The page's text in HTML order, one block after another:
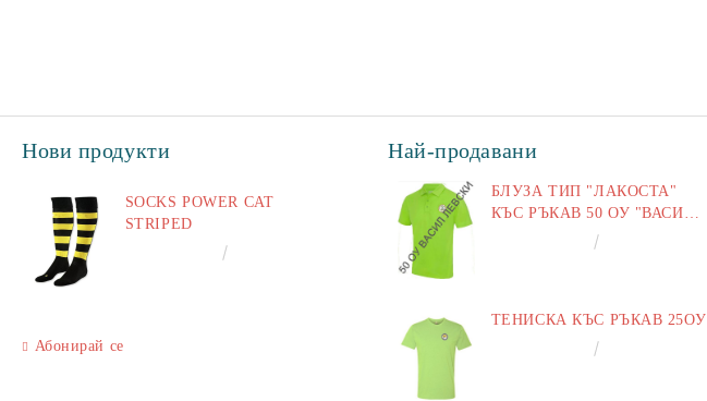
Нови продукти
SOCKS POWER CAT
STRIPED
Абонирай се
Най-продавани
БЛУЗА ТИП "ЛАКОСТА"
КЪС РЪКАВ 50 ОУ "ВАСИЛ
ТЕНИСКА КЪС РЪКАВ 25ОУ